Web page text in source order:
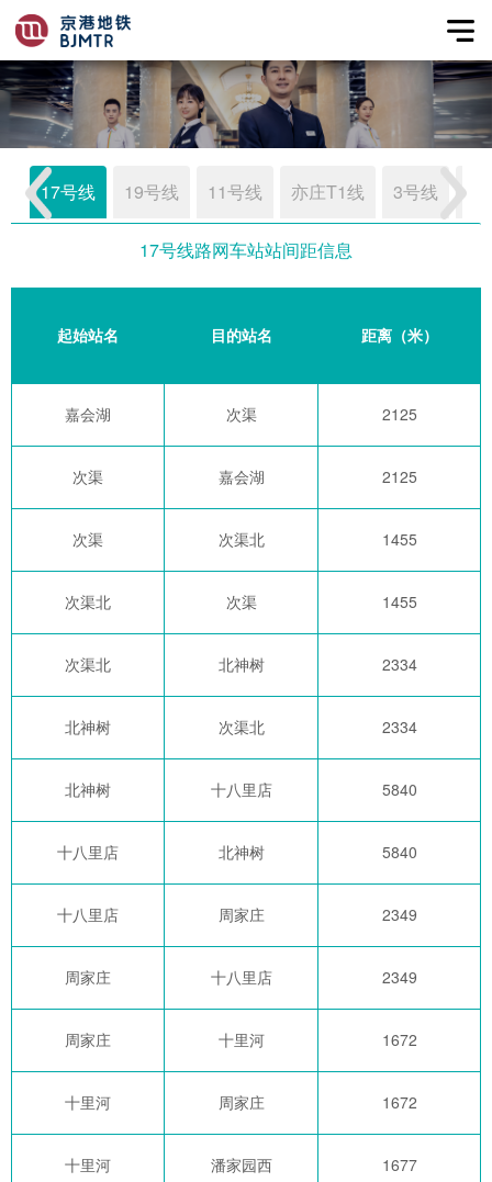
17号线 19号线 11号线 亦庄T1线 3号线
17号线路网车站站间距信息
起始站名 目的站名 距离（米）
嘉会湖 次渠 2125
次渠 嘉会湖 2125
次渠 次渠北 1455
次渠北 次渠 1455
次渠北 北神树 2334
北神树 次渠北 2334
北神树 十八里店 5840
十八里店 北神树 5840
十八里店 周家庄 2349
周家庄 十八里店 2349
周家庄 十里河 1672
十里河 周家庄 1672
十里河 潘家园西 1677